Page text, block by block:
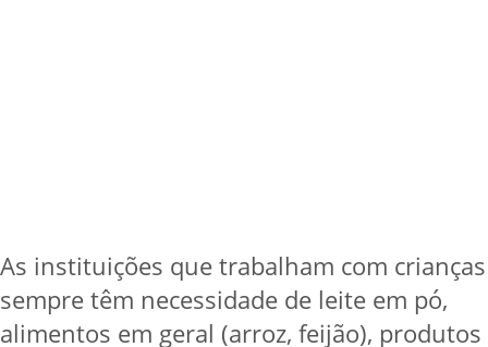
As instituições que trabalham com crianças
sempre têm necessidade de leite em pó,
alimentos em geral (arroz, feijão), produtos